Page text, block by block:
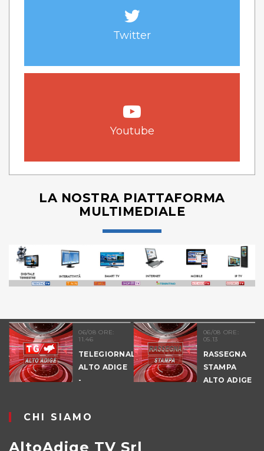
Twitter
Youtube
LA NOSTRA PIATTAFORMA
MULTIMEDIALE
06/08 ORE:
11.46
TELEGIORNALE
ALTO ADIGE
-
06/08 ORE:
05.13
RASSEGNA
STAMPA
ALTO ADIGE
CHI SIAMO
AltoAdige TV Srl